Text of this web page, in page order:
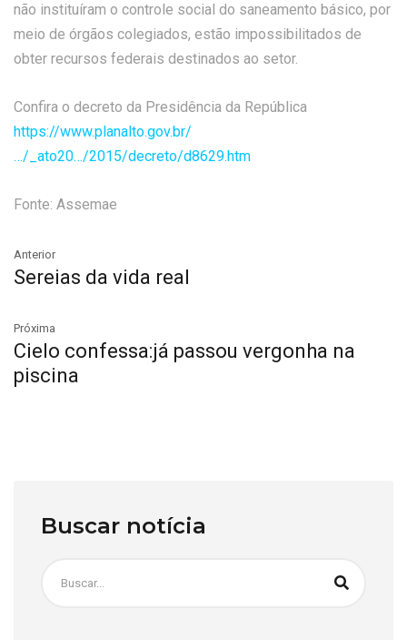
não instituíram o controle social do saneamento básico, por
meio de órgãos colegiados, estão impossibilitados de
obter recursos federais destinados ao setor.
Confira o decreto da Presidência da República
https://www.planalto.gov.br/
…/_ato20…/2015/decreto/d8629.htm
Fonte: Assemae
Anterior
Sereias da vida real
Próxima
Cielo confessa:já passou vergonha na
piscina
Buscar notícia